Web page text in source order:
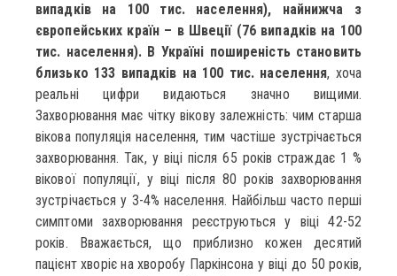
випадків на 100 тис. населення), найнижча з
європейських країн – в Швеції (76 випадків на 100
тис. населення). В Україні поширеність становить
близько 133 випадків на 100 тис. населення, хоча
реальні цифри видаються значно вищими.
Захворювання має чітку вікову залежність: чим старша
вікова популяція населення, тим частіше зустрічається
захворювання. Так, у віці після 65 років страждає 1 %
вікової популяції, у віці після 80 років захворювання
зустрічається у 3-4% населення. Найбільш часто перші
симптоми захворювання реєструються у віці 42-52
років. Вважається, що приблизно кожен десятий
пацієнт хворіє на хворобу Паркінсона у віці до 50 років,